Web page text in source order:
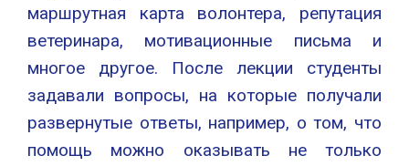
маршрутная карта волонтера, репутация
ветеринара, мотивационные письма и
многое другое. После лекции студенты
задавали вопросы, на которые получали
развернутые ответы, например, о том, что
помощь можно оказывать не только